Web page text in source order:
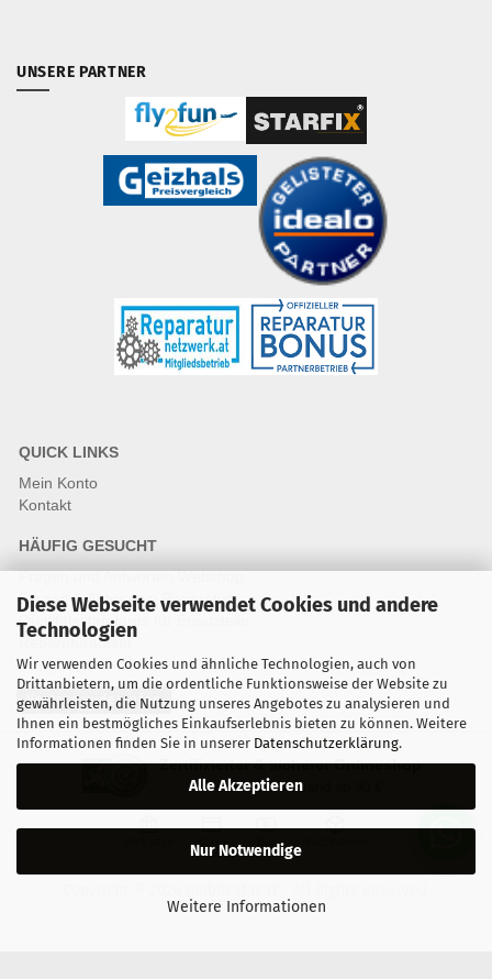
Diese Webseite verwendet Cookies und andere
Technologien
Wir verwenden Cookies und ähnliche Technologien, auch von
Drittanbietern, um die ordentliche Funktionsweise der Website zu
gewährleisten, die Nutzung unseres Angebotes zu analysieren und
Ihnen ein bestmögliches Einkaufserlebnis bieten zu können. Weitere
Informationen finden Sie in unserer Datenschutzerklärung.
Alle Akzeptieren
Nur Notwendige
Weitere Informationen
UNSERE PARTNER
QUICK LINKS
Mein Konto
Kontakt
HÄUFIG GESUCHT
Fragen und Antworten Webshop
Fragen & Antworten Reparatur
Qualitätsstandards für Ersatzteile
Reparaturablauf
Vertrag widerrufen
Zertifizierter & sicherer Onlineshop
Kostenloser Versand ab 30 €